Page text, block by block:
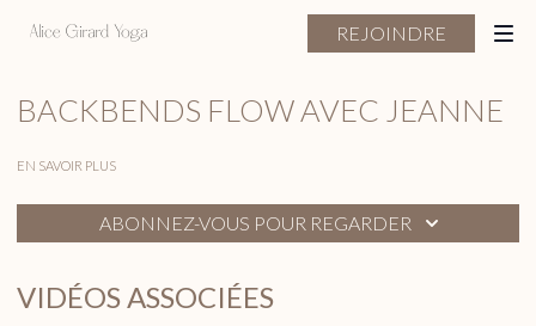
REJOINDRE
BACKBENDS FLOW AVEC JEANNE
EN SAVOIR PLUS
ABONNEZ-VOUS POUR REGARDER
VIDÉOS ASSOCIÉES